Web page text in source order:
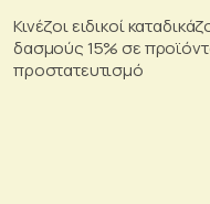
Κινέζοι ειδικοί
δασμούς 15% σε
προστατευτισμό